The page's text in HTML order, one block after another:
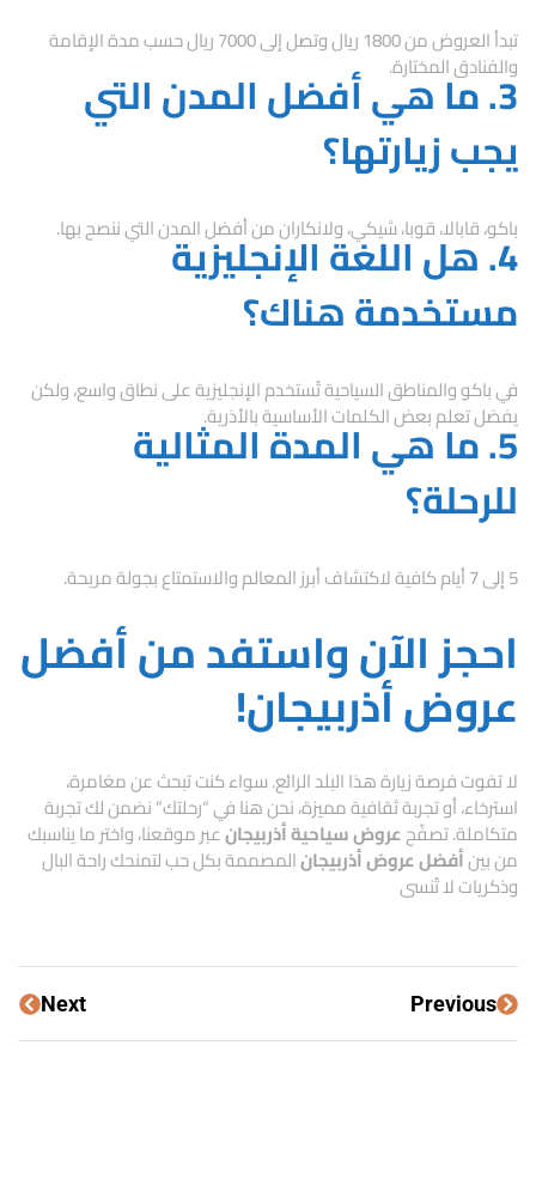
تبدأ العروض من 1800 ريال وتصل إلى 7000 ريال حسب مدة الإقامة
والفنادق المختارة.
3. ما هي أفضل المدن التي
يجب زيارتها؟
باكو، قابالا، قوبا، شيكي، ولانكاران من أفضل المدن التي ننصح بها.
4. هل اللغة الإنجليزية
مستخدمة هناك؟
في باكو والمناطق السياحية تُستخدم الإنجليزية على نطاق واسع، ولكن
يفضل تعلم بعض الكلمات الأساسية بالأذرية.
5. ما هي المدة المثالية
للرحلة؟
5 إلى 7 أيام كافية لاكتشاف أبرز المعالم والاستمتاع بجولة مريحة.
احجز الآن واستفد من أفضل
عروض أذربيجان!
لا تفوت فرصة زيارة هذا البلد الرائع. سواء كنت تبحث عن مغامرة،
استرخاء، أو تجربة ثقافية مميزة، نحن هنا في “رحلتك” نضمن لك تجربة
متكاملة. تصفّحعروض سياحية أذربيجانعبر موقعنا، واختر ما يناسبك
من بينأفضل عروض أذربيجانالمصممة بكل حب لتمنحك راحة البال
وذكريات لا تُنسى
Previous
Next